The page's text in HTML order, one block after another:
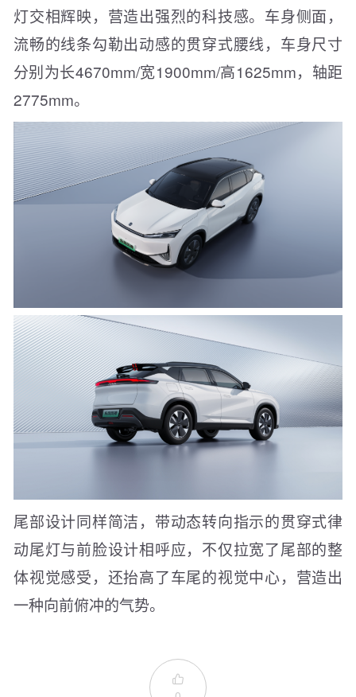
灯交相辉映，营造出强烈的科技感。车身侧面，
流畅的线条勾勒出动感的贯穿式腰线，车身尺寸
分别为长4670mm/宽1900mm/高1625mm，轴距
2775mm。
尾部设计同样简洁，带动态转向指示的贯穿式律
动尾灯与前脸设计相呼应，不仅拉宽了尾部的整
体视觉感受，还抬高了车尾的视觉中心，营造出
一种向前俯冲的气势。
